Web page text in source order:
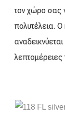
τον χώρο σας
πολυτέλεια.